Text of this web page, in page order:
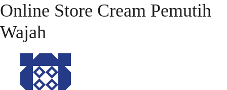
forum
Online Store Cream Pemutih
Wajah